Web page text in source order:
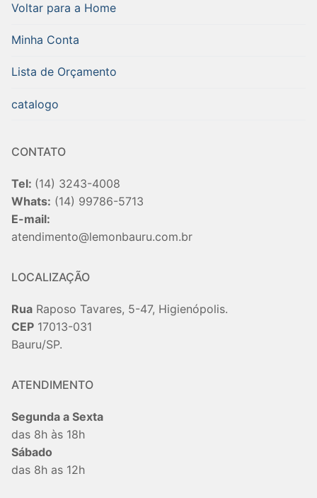
Voltar para a Home
Minha Conta
Lista de Orçamento
catalogo
CONTATO
Tel: (14) 3243-4008
Whats: (14) 99786-5713
E-mail:
atendimento@lemonbauru.com.br
LOCALIZAÇÃO
Rua Raposo Tavares, 5-47, Higienópolis.
CEP 17013-031
Bauru/SP.
ATENDIMENTO
Segunda a Sexta
das 8h às 18h
Sábado
das 8h as 12h